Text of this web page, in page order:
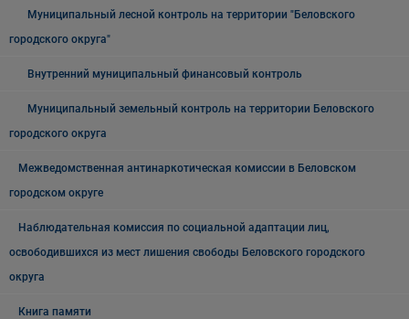
Муниципальный лесной контроль на территории "Беловского
городского округа"
Внутренний муниципальный финансовый контроль
Муниципальный земельный контроль на территории Беловского
городского округа
Межведомственная антинаркотическая комиссии в Беловском
городском округе
Наблюдательная комиссия по социальной адаптации лиц,
освободившихся из мест лишения свободы Беловского городского
округа
Книга памяти